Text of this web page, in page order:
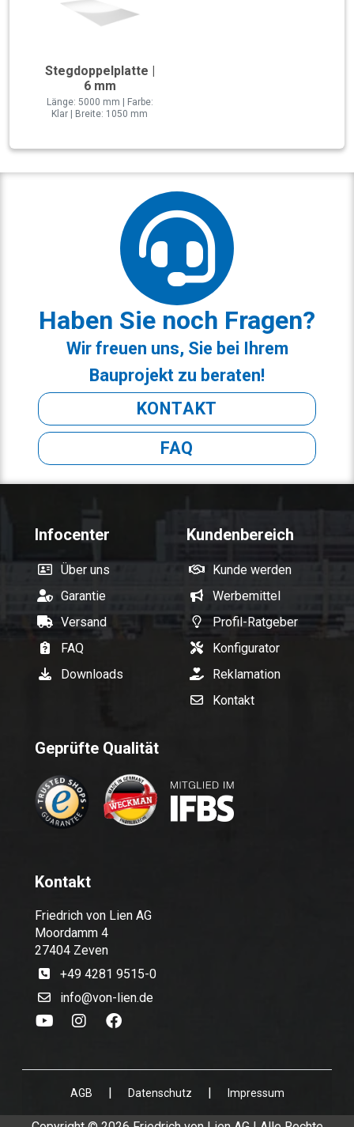
Stegdoppelplatte |
6 mm
Länge: 5000 mm | Farbe:
Klar | Breite: 1050 mm
Haben Sie noch Fragen?
Wir freuen uns, Sie bei Ihrem
Bauprojekt zu beraten!
KONTAKT
FAQ
Infocenter
Über uns
Garantie
Versand
FAQ
Downloads
Kundenbereich
Kunde werden
Werbemittel
Profil-Ratgeber
Konfigurator
Reklamation
Kontakt
Geprüfte Qualität
Kontakt
Friedrich von Lien AG
Moordamm 4
27404 Zeven
+49 4281 9515-0
info@von-lien.de
AGB | Datenschutz | Impressum